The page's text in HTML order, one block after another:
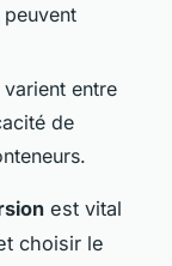
entre
de
est vital
choisir le